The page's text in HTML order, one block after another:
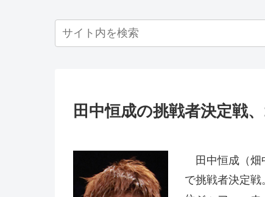
田中恒成の挑戦者決定戦
田中恒成（畑
で挑戦者決定